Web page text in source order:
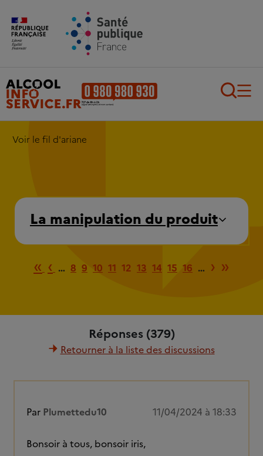
Aller au contenu principal
Voir le fil d'ariane
La manipulation du produit
Première page
« Page précédente
‹ … 8 9 10 11 12 13 14 15 16 … Page
› »
Réponses (379)
Retourner à la liste des discussions
Par Plumettedu10 11/04/2024 à 18:33
Bonsoir à tous, bonsoir iris,